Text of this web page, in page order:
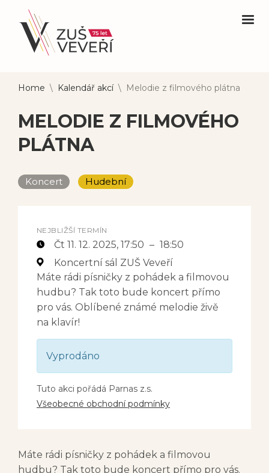
Home \ Kalendář akcí \ Melodie z filmového plátna
MELODIE Z FILMOVÉHO
PLÁTNA
Koncert Hudební
NEJBLIŽŠÍ TERMÍN
Čt 11. 12. 2025, 17:50 – 18:50
Koncertní sál ZUŠ Veveří
Máte rádi písničky z pohádek a filmovou
hudbu? Tak toto bude koncert přímo
pro vás. Oblíbené známé melodie živě
na klavír!
Vyprodáno
Tuto akci pořádá Parnas z.s.
Všeobecné obchodní podmínky
Máte rádi písničky z pohádek a filmovou
hudbu? Tak toto bude koncert přímo pro vás.